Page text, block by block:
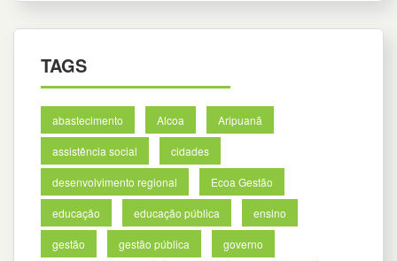
TAGS
abastecimento Alcoa Aripuanã
assistência social cidades
desenvolvimento regional Ecoa Gestão
educação educação pública ensino
gestão gestão pública governo